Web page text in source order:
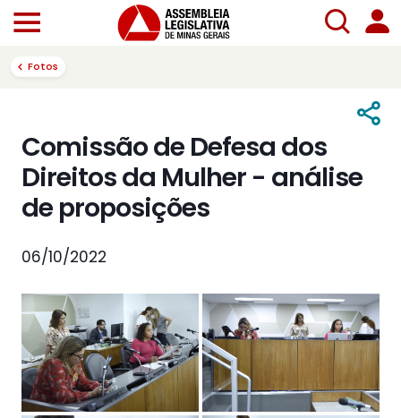
Fotos
Comissão de Defesa dos
Direitos da Mulher - análise
de proposições
06/10/2022